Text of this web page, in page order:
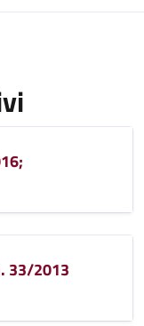
33/2013